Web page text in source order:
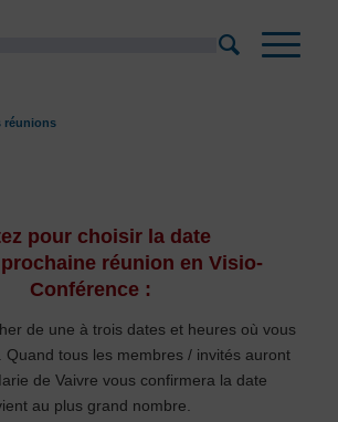
réunions
pour choisir la date
réunion en Visio-
Conférence :
de une à trois dates et heures où vous
Quand tous les membres / invités auront
de Vaivre vous confirmera la date
au plus grand nombre.